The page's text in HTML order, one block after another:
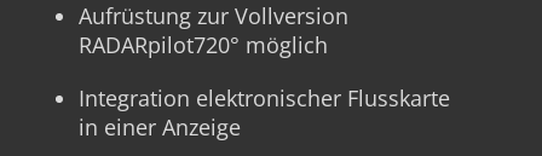
Aufrüstung zur Vollversion
RADARpilot720° möglich
Integration elektronischer Flusskarte
in einer Anzeige